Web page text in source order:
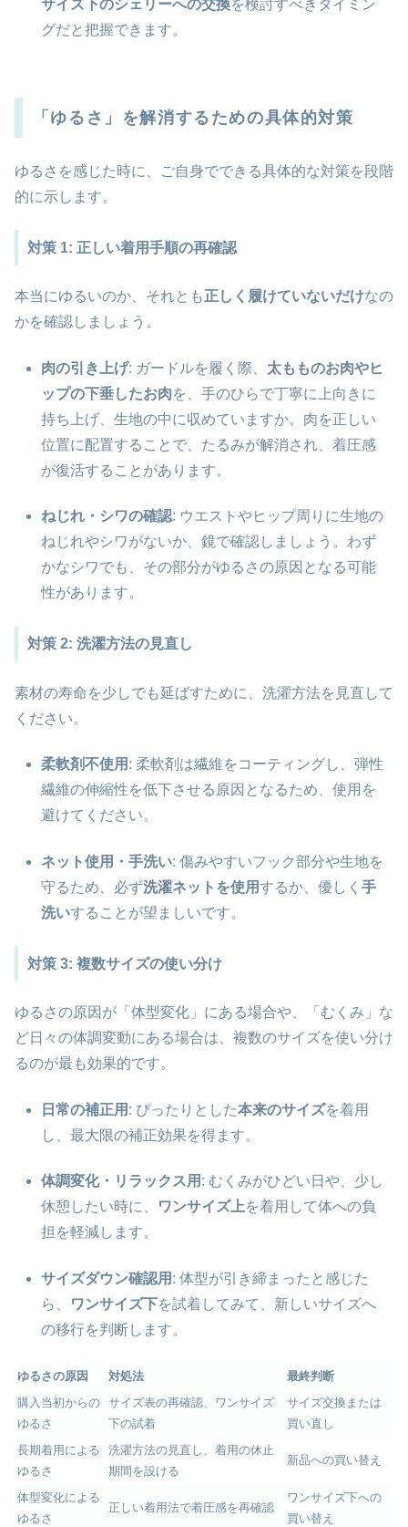
サイズ下のシェリーへの交換を検討すべきタイミン
グだと把握できます。
「ゆるさ」を解消するための具体的対策
ゆるさを感じた時に、ご自身でできる具体的な対策を段階
的に示します。
対策 1: 正しい着用手順の再確認
本当にゆるいのか、それとも正しく履けていないだけなの
かを確認しましょう。
肉の引き上げ: ガードルを履く際、 太もものお肉やヒ
ップの下垂したお肉を、手のひらで丁寧に上向きに
持ち上げ、生地の中に収めていますか。肉を正しい
位置に配置することで、たるみが解消され、着圧感
が復活することがあります。
ねじれ・シワの確認: ウエストやヒップ周りに生地の
ねじれやシワがないか、鏡で確認しましょう。わず
かなシワでも、その部分がゆるさの原因となる可能
性があります。
対策 2: 洗濯方法の見直し
素材の寿命を少しでも延ばすために、洗濯方法を見直して
ください。
柔軟剤不使用 : 柔軟剤は繊維をコーティングし、弾性
繊維の伸縮性を低下させる原因となるため、使用を
避けてください。
ネット使用・手洗い: 傷みやすいフック部分や生地を
守るため、必ず洗濯ネットを使用するか、優しく手
洗いすることが望ましいです。
対策 3: 複数サイズの使い分け
ゆるさの原因が「体型変化」にある場合や、「むくみ」な
ど日々の体調変動にある場合は、複数のサイズを使い分け
るのが最も効果的です。
日常の補正用 : ぴったりとした本来のサイズを着用
し、最大限の補正効果を得ます。
体調変化・リラックス用 : むくみがひどい日や、少し
休憩したい時に、
ワンサイズ上を着用して体への負
担を軽減します。
サイズダウン確認用 : 体型が引き締まったと感じた
ら、
ワンサイズ下を試着してみて、新しいサイズへ
の移行を判断します。
ゆるさの原因 対処法
最終判断
購入当初からの
ゆるさ
サイズ表の再確認、ワンサイズ
下の試着
サイズ交換または
買い直し
長期着用による
ゆるさ
洗濯方法の見直し、着用の休止
期間を設ける
新品への買い替え
体型変化による
ゆるさ
正しい着用法で着圧感を再確認
ワンサイズ下への
買い替え